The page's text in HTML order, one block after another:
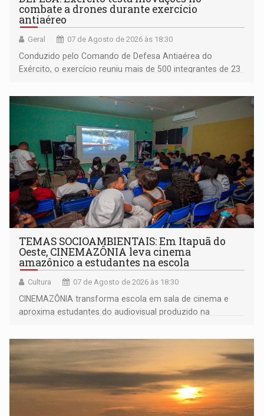
combate a drones durante exercício
antiaéreo
Geral 07 de Agosto de 2026 às 18:30
Conduzido pelo Comando de Defesa Antiaérea do
Exército, o exercício reuniu mais de 500 integrantes de 23
TEMAS SOCIOAMBIENTAIS: Em Itapuã do
Oeste, CINEMAZÔNIA leva cinema
amazônico a estudantes na escola
Cultura 07 de Agosto de 2026 às 18:30
CINEMAZÔNIA transforma escola em sala de cinema e
aproxima estudantes do audiovisual produzido na